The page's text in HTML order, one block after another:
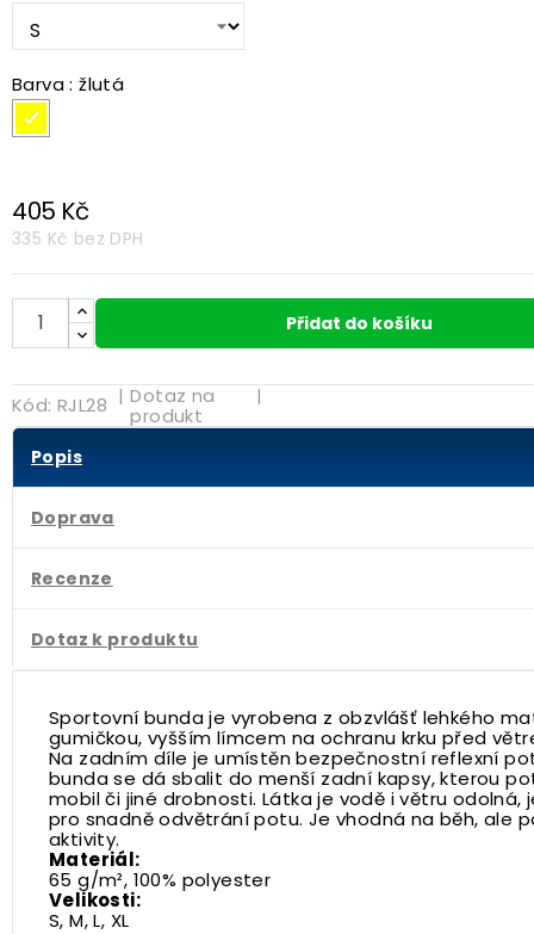
Barva : žlutá
žlutá
405 Kč
335 Kč bez DPH
Přidat do košíku
Kód: RJL28 | Dotaz na
produkt
|
Popis
Doprava
Recenze
Dotaz k produktu
Sportovní bunda je vyrobena z obzvlášť lehkého
gumičkou, vyšším límcem na ochranu krku před
Na zadním díle je umístěn bezpečnostní reflexní
bunda se dá sbalit do menší zadní kapsy, kterou
mobil či jiné drobnosti. Látka je vodě i větru
pro snadně odvětrání potu. Je vhodná na běh, ale
aktivity.
Materiál:
65 g/m², 100% polyester
Velikosti:
S, M, L, XL